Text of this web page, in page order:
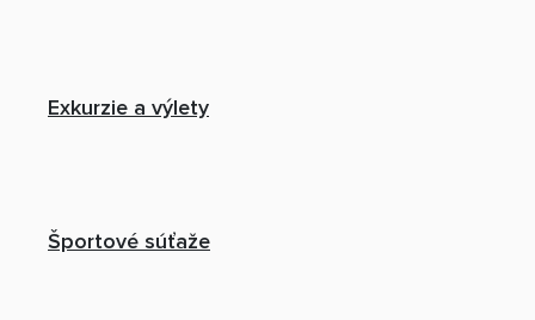
Exkurzie a výlety
Športové súťaže